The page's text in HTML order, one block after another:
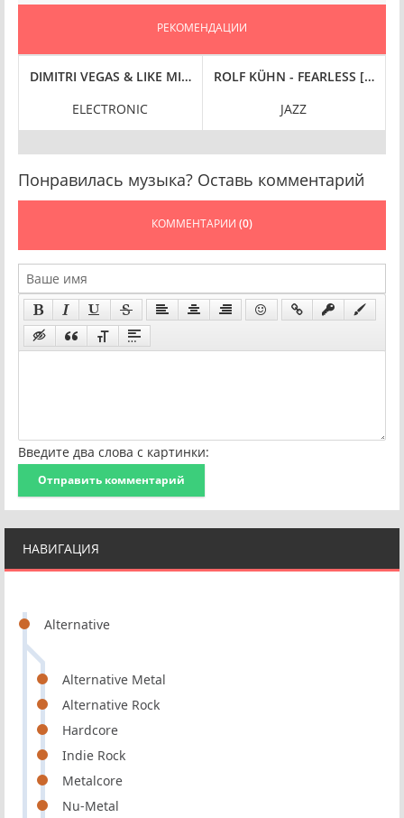
НАВИГАЦИЯ
Alternative
Alternative Metal
Alternative Rock
Hardcore
Indie Rock
Metalcore
Nu-Metal
РЕКОМЕНДАЦИИ
ANNIVERSARY EDITION, 24-BIT HI-RES] (2004/2024) FLAC
[24-BIT HI-RES] (2024) FLAC
DIMITRI VEGAS & LIKE MIKE - HOME ALONE (ON THE NIGHT
ELECTRONIC
ROLF KÜHN - FEARLESS [24-
JAZZ
Понравилась музыка? Оставь комментарий
КОММЕНТАРИИ (0)
Введите два слова с картинки:
Отправить комментарий